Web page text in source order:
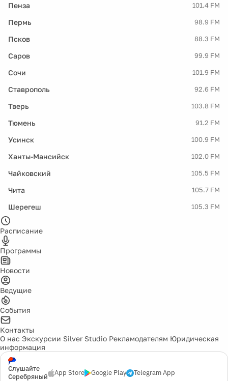
Пенза 101.4 FM
Пермь 98.9 FM
Псков 88.3 FM
Саров 99.9 FM
Сочи 101.9 FM
Ставрополь 92.6 FM
Тверь 103.8 FM
Тюмень 91.2 FM
Усинск 100.9 FM
Ханты-Мансийск 102.0 FM
Чайковский 105.5 FM
Чита 105.7 FM
Шерегеш 105.3 FM
Расписание
Программы
Новости
Ведущие
События
Контакты
О нас Экскурсии Silver Studio Рекламодателям Юридическая
информация
Слушайте
Серебряный
App Store Google Play Telegram App